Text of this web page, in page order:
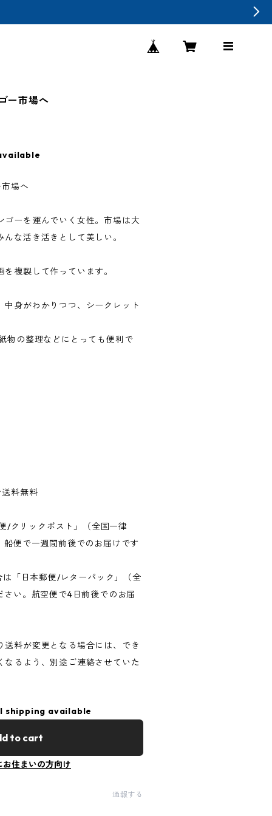
ー市場へ
場へ
ゴーを運んでいく女性。市場は大
な活き活きとして美しい。
複製して作っています。
身がわかりつつ、シークレット
物の整理などにとっても便利で
料無料
/クリックポスト」（全国一律
便で一週間前後でのお届けです
「日本郵便/レターパック」（全
い。航空便で4日前後でのお届
料が変更となる場合には、でき
るよう、別途ご連絡させていた
shipping available
to cart
お住まいの方向け
通報する